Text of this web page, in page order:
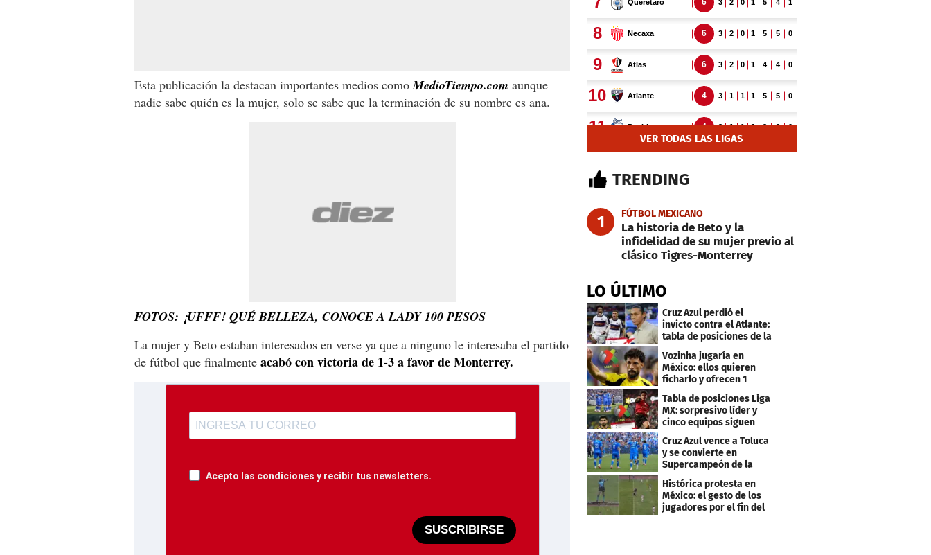
Esta publicación la destacan importantes medios comoMedioTiempo.com aunque
nadie sabe quién es la mujer, solo se sabe que la terminación de su nombre es ana.
FOTOS: ¡UFFF! QUÉ BELLEZA, CONOCE A LADY 100 PESOS
La mujer y Beto estaban interesados en verse ya que a ninguno le interesaba el partido
de fútbol que finalmente acabó con victoria de 1-3 a favor de Monterrey.
Acepto las condiciones y recibir tus newsletters.
SUSCRIBIRSE
VER TODAS LAS LIGAS
TRENDING
1 FÚTBOL MEXICANO
La historia de Beto y la
infidelidad de su mujer previo al
clásico Tigres-Monterrey
LO ÚLTIMO
Cruz Azul perdió el
invicto contra el Atlante:
tabla de posiciones de la
Liga MX
Vozinha jugaría en
México: ellos quieren
ficharlo y ofrecen 1
millón de dólares
Tabla de posiciones Liga
MX: sorpresivo líder y
cinco equipos siguen
Cruz Azul vence a Toluca
y se convierte en
Supercampeón de la
Liga mexicana
Histórica protesta en
México: el gesto de los
jugadores por el fin del